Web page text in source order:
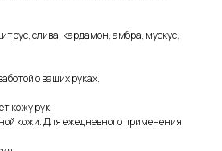
слива, кардамон, амбра, мускус,
о ваших руках.
кожу рук.
кожи. Для ежедневного применения.